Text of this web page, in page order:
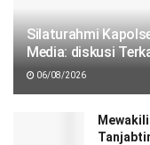
Silaturahmi
Media: diskusi
06/08/2026